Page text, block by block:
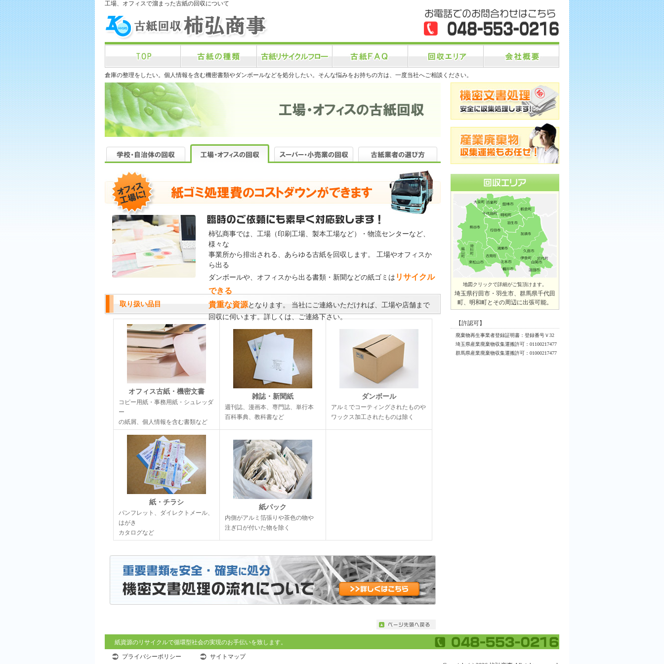
工場、オフィスで溜まった古紙の回収について
倉庫の整理をしたい。個人情報を含む機密書類やダンボールなどを処分したい。そんな悩みをお持ちの方は、一度当社へご相談ください。
柿弘商事では、工場（印刷工場、製本工場など）・物流センターなど、
様々な
事業所から排出される、あらゆる古紙を回収します。 工場やオフィスか
ら出る
ダンボールや、オフィスから出る書類・新聞などの紙ゴミは リサイクル
できる
貴重な資源となります。 当社にご連絡いただければ、工場や店舗まで
回収に伺います。詳しくは、ご連絡下さい。
取り扱い品目
オフィス古紙・機密文書
コピー用紙・事務用紙・シュレッダ
ー
の紙屑、個人情報を含む書類など
雑誌・新聞紙
週刊誌、漫画本、専門誌、単行本
百科事典、教科書など
ダンボール
アルミでコーティングされたものや
ワックス加工されたものは除く
紙・チラシ
パンフレット、ダイレクトメール、
はがき
カタログなど
紙パック
内側がアルミ箔張りや茶色の物や
注ぎ口が付いた物を除く
地図クリックで詳細がご覧頂けます。
埼玉県行田市・羽生市、群馬県千代田
町、明和町とその周辺に出張可能。
【許認可】
廃棄物再生事業者登録証明書：登録番号Ｖ32
埼玉県産業廃棄物収集運搬許可：01100217477
群馬県産業廃棄物収集運搬許可：01000217477
紙資源のリサイクルで循環型社会の実現のお手伝いを致します。
プライバシーポリシー
サイトマップ